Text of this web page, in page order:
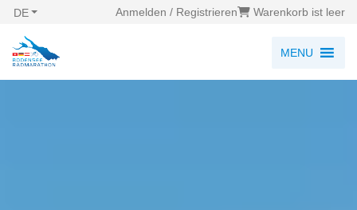
DE Anmelden / Registrieren Warenkorb ist leer
MENU